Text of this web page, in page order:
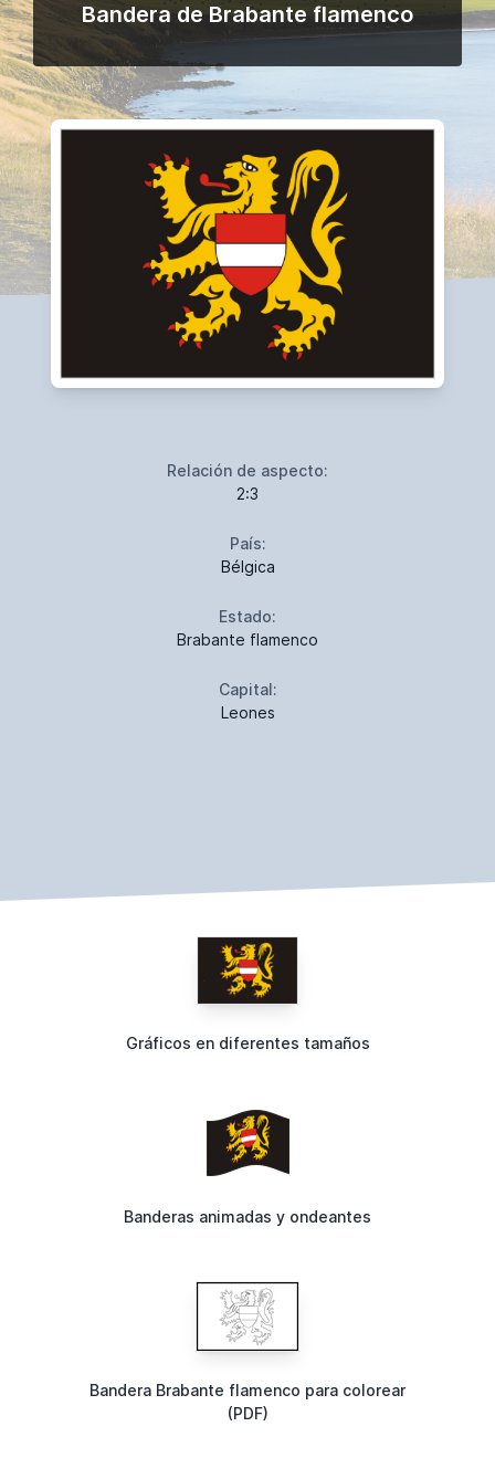
Bandera de Brabante flamenco
Relación de aspecto:
2:3
País:
Bélgica
Estado:
Brabante flamenco
Capital:
Leones
Gráficos en diferentes tamaños
Banderas animadas y ondeantes
Bandera Brabante flamenco para colorear
(PDF)